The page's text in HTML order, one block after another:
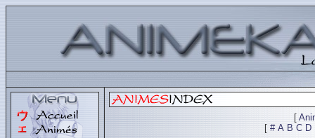
[
[ # A B C D